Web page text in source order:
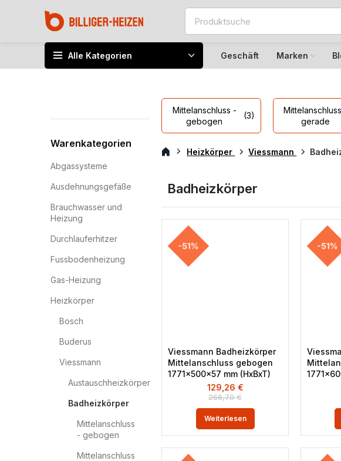
Alle Kategorien Geschäft Marken
Warenkategorien
Abgassysteme
Ausdehnungsgefäße
Brauchwasser und
Heizung
Durchlauferhitzer
Fussbodenheizung
Gas-Heizung
Heizkörper
Bosch
Buderus
Viessmann
Austauschheizkörper
Badheizkörper
Mittelanschluss
- gebogen
Mittelanschluss
Mittelanschluss -
gebogen
(3)
gerade
Heizkörper Viessmann
Badheizkörper
-51%
Viessmann Badheizkörper
Mittelanschluss gebogen
1771x500x57 mm (HxBxT)
266,70€
129,26 €
Weiterlesen
-51%